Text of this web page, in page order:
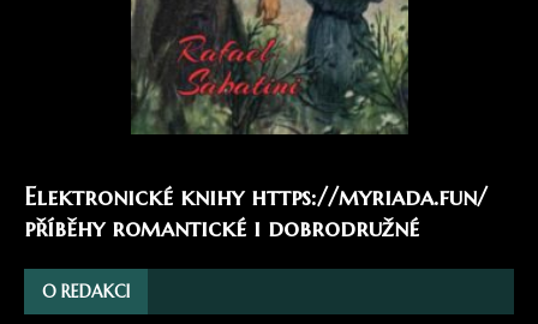
Elektronické knihy https://myriada.fun/
příběhy romantické i dobrodružné
O REDAKCI